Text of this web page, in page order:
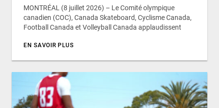
MONTRÉAL (8 juillet 2026) – Le Comité olympique
canadien (COC), Canada Skateboard, Cyclisme Canada,
Football Canada et Volleyball Canada applaudissent
EN SAVOIR PLUS